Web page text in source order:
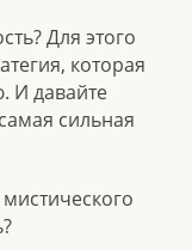
Для этого
которая
И давайте
сильная